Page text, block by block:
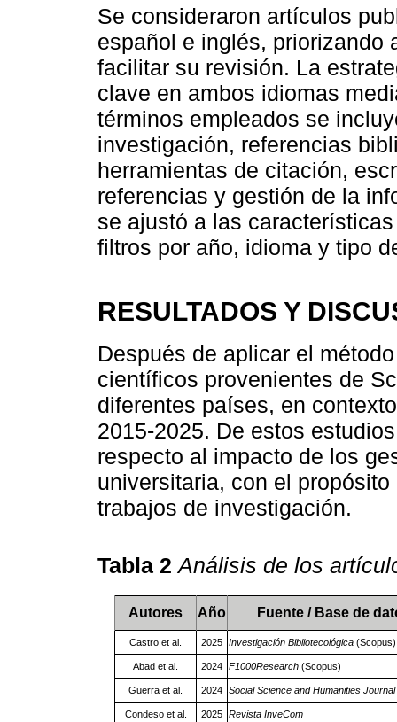
Se consideraron artículos
español e inglés, priorizando
facilitar su revisión. La
clave en ambos idiomas
términos empleados se
investigación, referencias
herramientas de citación,
referencias y gestión de la
se ajustó a las
filtros por año, idioma y tipo
RESULTADOS Y
Después de aplicar el
científicos provenientes de
diferentes países, en
2015-2025. De estos
respecto al impacto de los
universitaria, con el
trabajos de investigación.
Tabla 2Análisis de los
Autores Año Fuente / Base de
Castro et al. 2025 Investigación Bibliotecológica (Scopus)
Abad et al. 2024 F1000Research (Scopus)
Guerra et al. 2024 Social Science and Humanities Journal
Condeso et al. 2025 Revista InveCom